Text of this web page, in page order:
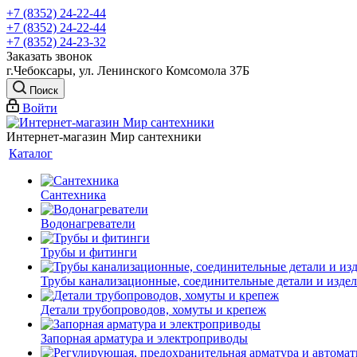
+7 (8352) 24-22-44
+7 (8352) 24-22-44
+7 (8352) 24-23-32
Заказать звонок
г.Чебоксары, ул. Ленинского Комсомола 37Б
Поиск
Войти
Интернет-магазин Мир сантехники
Каталог
Сантехника
Водонагреватели
Трубы и фитинги
Трубы канализационные, соединительные детали и
Детали трубопроводов, хомуты и крепеж
Запорная арматура и электроприводы